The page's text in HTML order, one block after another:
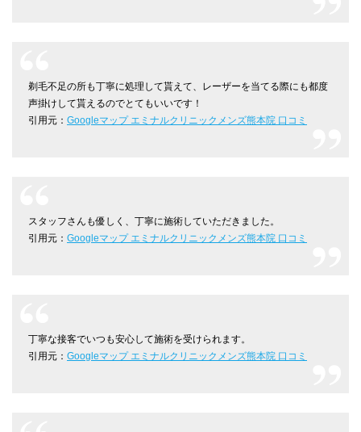
剃毛不足の所も丁寧に処理して貰えて、レーザーを当てる際にも都度
声掛けして貰えるのでとてもいいです！
引用元： Googleマップ エミナルクリニックメンズ熊本院 口コミ
スタッフさんも優しく、丁寧に施術していただきました。
引用元： Googleマップ エミナルクリニックメンズ熊本院 口コミ
丁寧な接客でいつも安心して施術を受けられます。
引用元： Googleマップ エミナルクリニックメンズ熊本院 口コミ